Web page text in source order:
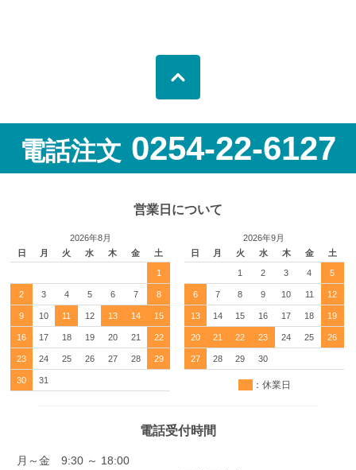
電話注文 0254-22-6127
営業日について
2026年8月
日
月 火 水 木 金 土
1
2 3 4 5 6 7 8
9 10 11 12 13 14 15
16 17 18 19 20 21 22
23 24 25 26 27 28 29
30 31
2026年9月
日
月 火 水 木 金 土
1 2 3 4 5
6 7 8 9 10 11 12
13 14 15 16 17 18 19
20 21 22 23 24 25 26
27 28 29 30
：休業日
電話受付時間
月～金 9:30 ～ 18:00